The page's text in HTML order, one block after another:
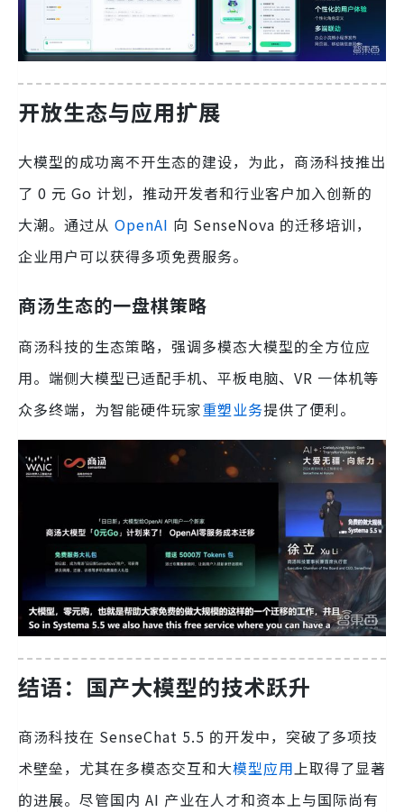
开放生态与应用扩展
大模型的成功离不开生态的建设，为此，商汤科技推出
了 0 元 Go 计划，推动开发者和行业客户加入创新的
大潮。通过从 OpenAI 向 SenseNova 的迁移培训，
企业用户可以获得多项免费服务。
商汤生态的一盘棋策略
商汤科技的生态策略，强调多模态大模型的全方位应
用。端侧大模型已适配手机、平板电脑、VR 一体机等
众多终端，为智能硬件玩家重塑业务提供了便利。
结语：国产大模型的技术跃升
商汤科技在 SenseChat 5.5 的开发中，突破了多项技
术壁垒，尤其在多模态交互和大模型应用 上取得了显著
的进展。尽管国内 AI 产业在人才和资本上与国际尚有